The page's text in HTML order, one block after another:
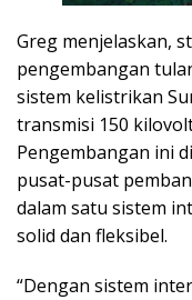
Greg menjelaskan,
pengembangan
sistem kelistrikan
transmisi 150
Pengembangan ini
pusat-pusat
dalam satu sistem
solid dan fleksibel.
“Dengan sistem